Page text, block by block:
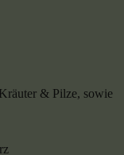
& Pilze, sowie